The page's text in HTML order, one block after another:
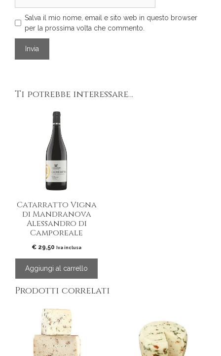
Salva il mio nome, email e sito web in questo browser
per la prossima volta che commento.
Ti potrebbe interessare…
Catarratto Vigna
di Mandranova
Alessandro di
Camporeale
€29,50 Iva inclusa
Aggiungi al carrello
Prodotti correlati